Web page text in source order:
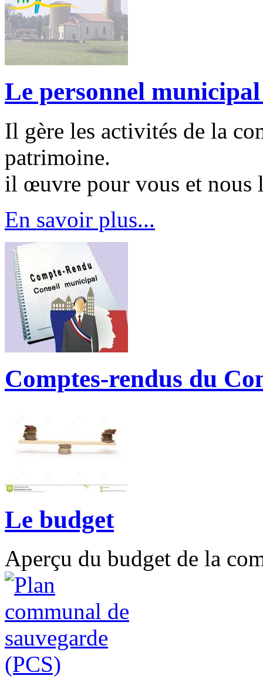
Le personnel
Il gère les activités de la
patrimoine.
il œuvre pour vous et nous
En savoir plus...
Comptes-rendus du
Le budget
Aperçu du budget de la